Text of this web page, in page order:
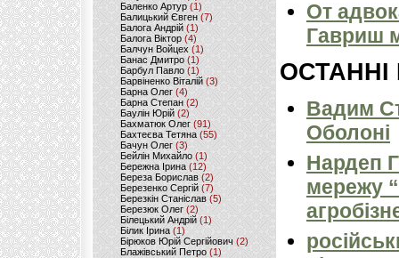
Баленко Артур(1)
Балицький Євген(7)
Балога Андрій (1)
Балога Віктор (4)
Балчун Войцех (1)
Банас Дмитро (1)
Барбул Павло(1)
Барвіненко Віталій(3)
Барна Олег (4)
Барна Степан (2)
Баулін Юрій (2)
Бахматюк Олег (91)
Бахтеєва Тетяна(55)
Бачун Олег (3)
Бейлін Михайло (1)
Бережна Ірина(12)
Береза Борислав(2)
Березенко Сергій (7)
Березкін Станіслав (5)
Березюк Олег(2)
Білецький Андрій (1)
Білик Ірина (1)
Бірюков Юрій Сергійович (2)
Блажівський Петро (1)
От
Гавриш
ОСТАННІ
Вадим
Оболоні
Нардеп
мережу